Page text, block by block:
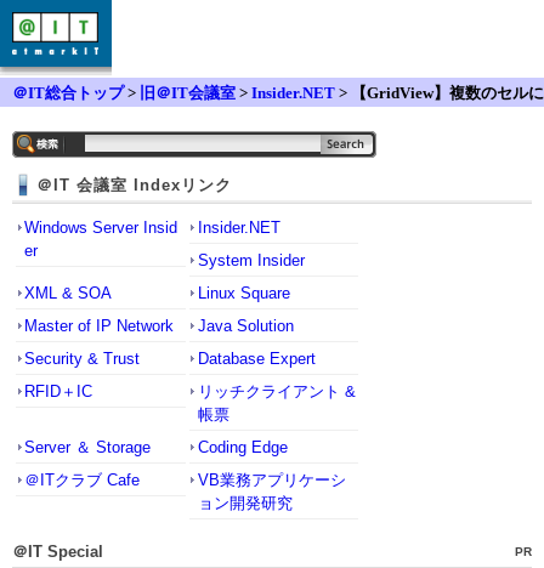
＠IT総合トップ> 旧＠IT会議室 > Insider.NET > 【GridView】複数のセルに
＠IT 会議室 Indexリンク
Windows Server Insid
er
Insider.NET
System Insider
XML & SOA
Linux Square
Master of IP Network
Java Solution
Security & Trust
Database Expert
RFID＋IC
リッチクライアント &
帳票
Server ＆ Storage
Coding Edge
＠ITクラブ Cafe
VB業務アプリケーシ
ョン開発研究
＠IT Special PR